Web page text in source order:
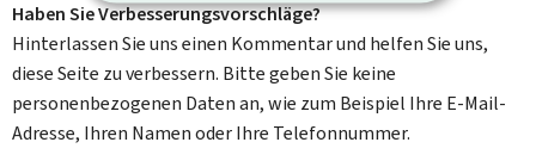
Haben Sie Verbesserungsvorschläge?
Hinterlassen Sie uns einen Kommentar und helfen Sie uns,
diese Seite zu verbessern. Bitte geben Sie keine
personenbezogenen Daten an, wie zum Beispiel Ihre E-Mail-
Adresse, Ihren Namen oder Ihre Telefonnummer.